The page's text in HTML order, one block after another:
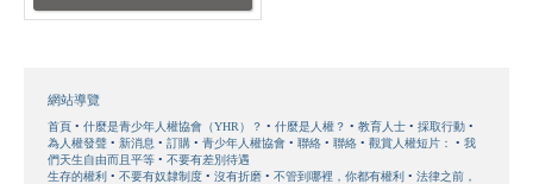
網站導覽
首頁 什麼是青少年人權協會（YHR）？ 什麼是人權？ 教育人士
採取行動
為人權發聲
新消息 訂購 青少年人權協會 聯絡 聯絡 觀賞人權短片：
我
們天生自由而且平等
不要有差別待遇
生存的權利
不要有奴隸制度 沒有折磨 不管到哪裡，你都有權利
法律之前，